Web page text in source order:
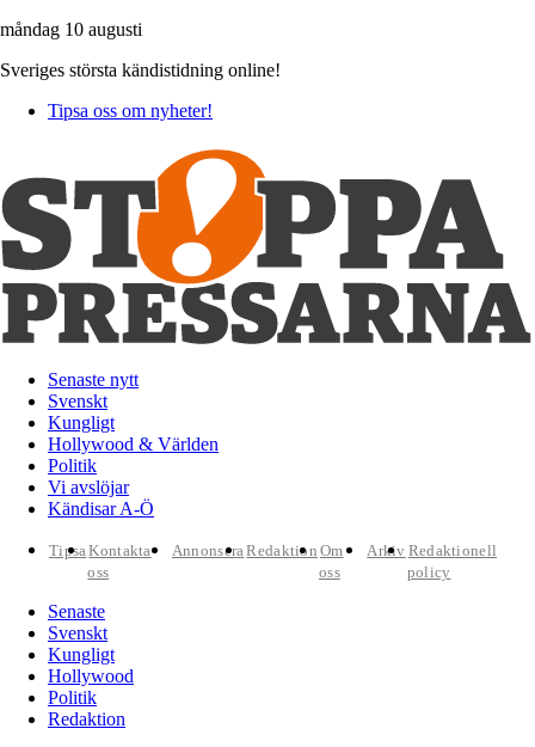
måndag 10 augusti
Sveriges största kändistidning online!
Tipsa oss om nyheter!
Senaste nytt
Svenskt
Kungligt
Hollywood & Världen
Politik
Vi avslöjar
Kändisar A-Ö
TipsaKontakta
oss
AnnonseraRedaktion Om
oss
Arkiv Redaktionell
policy
Senaste
Svenskt
Kungligt
Hollywood
Politik
Redaktion